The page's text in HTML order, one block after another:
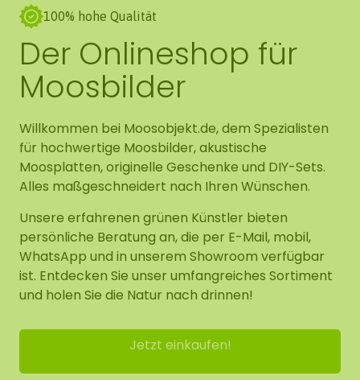
100% hohe Qualität
Der Onlineshop für
Moosbilder
Willkommen bei Moosobjekt.de, dem Spezialisten
für hochwertige Moosbilder, akustische
Moosplatten, originelle Geschenke und DIY-Sets.
Alles maßgeschneidert nach Ihren Wünschen.
Unsere erfahrenen grünen Künstler bieten
persönliche Beratung an, die per E-Mail, mobil,
WhatsApp und in unserem Showroom verfügbar
ist. Entdecken Sie unser umfangreiches Sortiment
und holen Sie die Natur nach drinnen!
Jetzt einkaufen!